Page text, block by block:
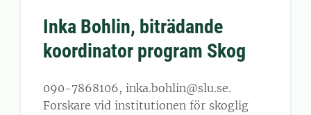
Inka Bohlin, biträdande
koordinator program Skog
090-7868106, inka.bohlin@slu.se.
Forskare vid institutionen för skoglig